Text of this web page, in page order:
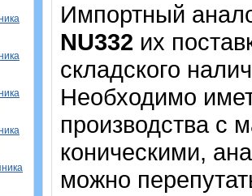
Импортный
NU332 их
складского
Необходимо
производства с
коническими,
можно